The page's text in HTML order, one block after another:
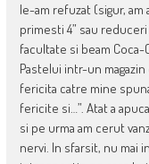
le-am refuzat (sigur,
primesti 4” sau
facultate si beam
Pastelui intr-un
fericita catre mine
fericite si…”. Atat a
si pe urma am cerut
nervi. In sfarsit, nu mai